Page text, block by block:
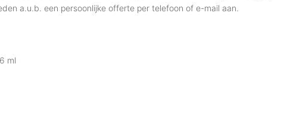
a.u.b. een persoonlijke offerte per telefoon of e-mail aan.
ml